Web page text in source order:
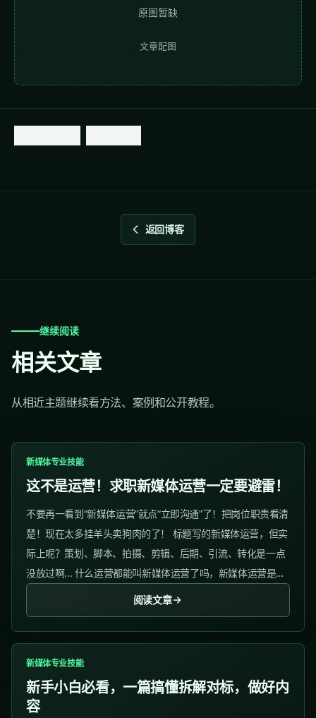
原图暂缺
文章配图
返回博客
继续阅读
相关文章
从相近主题继续看方法、案例和公开教程。
新媒体专业技能
这不是运营！求职新媒体运营一定要避雷！
不要再一看到“新媒体运营”就点“立即沟通”了！把岗位职责看清
楚！现在太多挂羊头卖狗肉的了！ 标题写的新媒体运营，但实
际上呢？策划、脚本、拍摄、剪辑、后期、引流、转化是一点
没放过啊... 什么运营都能叫新媒体运营了吗，新媒体运营是运
营界大王吗？啥都要管！...
阅读文章
新媒体专业技能
新手小白必看，一篇搞懂拆解对标，做好内
容